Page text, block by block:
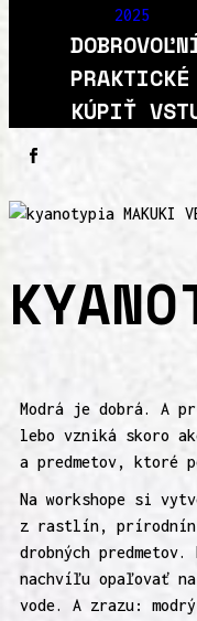
KÚPIŤ
2025
KÚPIŤ
Modrá je dobrá. A
lebo vzniká skoro
a predmetov, ktoré
Na workshope si
z rastlín,
drobných
nachvíľu opaľovať
vode. A zrazu: